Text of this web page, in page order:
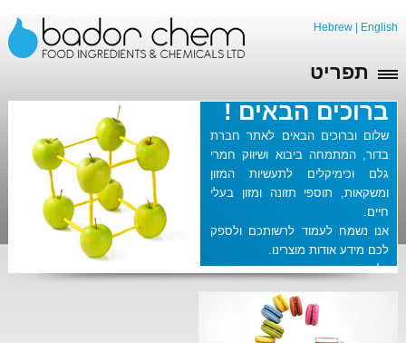
Hebrew English
תפריט
ברוכים הבאים !
שלום וברוכים הבאים לאתר חברת
בדור, המתמחה ביבוא ושיווק חמרי
גלם וכימיקלים לתעשיות המזון
ומשקאות, תוספי תזונה ומזון בעלי
חיים.
אנו נשמח לעמוד לרשותכם ולספק
לכם מידע אודות מוצרינו.
גלישה מהנה באתרנו.